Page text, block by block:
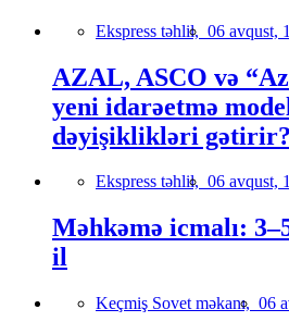
Ekspress təhlil, 06 avqust,
AZAL, ASCO və
yeni idarəetmə
dəyişiklikləri gətirir?
Ekspress təhlil, 06 avqust,
Məhkəmə icmalı:
il
Keçmiş Sovet məkanı, 06